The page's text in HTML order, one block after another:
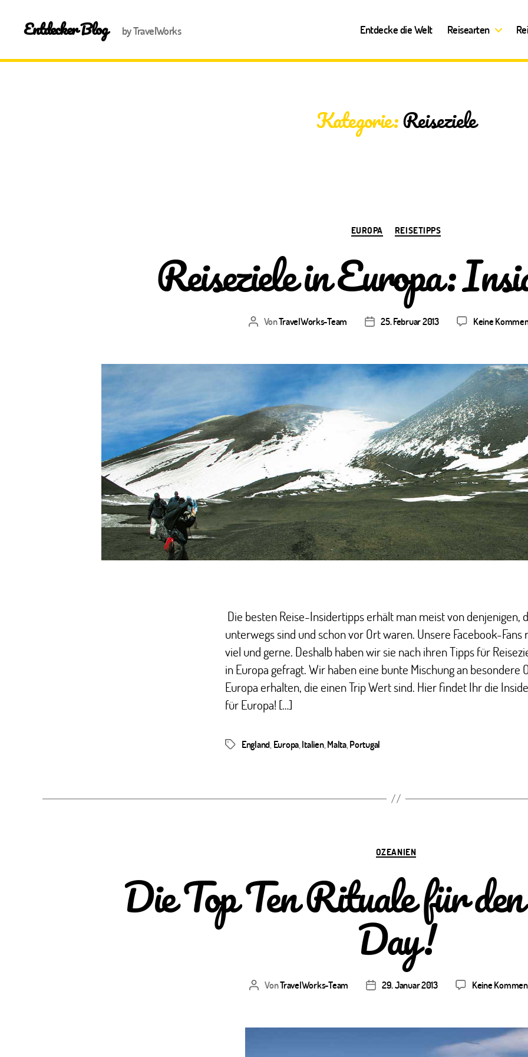
Entdecker Blog by TravelWorks Entdecke die Welt Reisearten
Kategorie:Reiseziele
Kategorien
EUROPA REISETIPPS
Reiseziele in Europa:
Beitragsautor
VonTravelWorks-Team Veröffentlichungsdatum
25. Februar 2013 Keine
Die besten Reise-Insidertipps erhält man meist von denjenigen,
unterwegs sind und schon vor Ort waren. Unsere Facebook-Fans
viel und gerne. Deshalb haben wir sie nach ihren Tipps für
in Europa gefragt. Wir haben eine bunte Mischung an besondere
Europa erhalten, die einen Trip Wert sind. Hier findet Ihr die
für Europa! […]
Schlagwörter
England Europa, Italien, Malta, Portugal
Kategorien
OZEANIEN
Die Top Ten Rituale für
Day!
Beitragsautor
VonTravelWorks-Team Veröffentlichungsdatum
29. Januar 2013 Keine